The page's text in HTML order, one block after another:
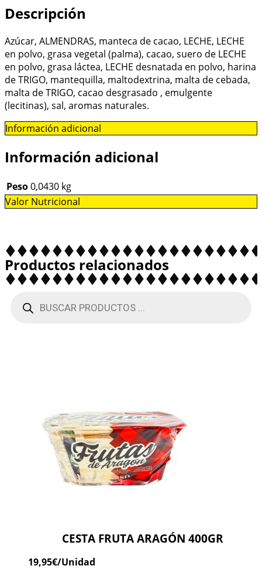
Descripción
Azúcar, ALMENDRAS, manteca de cacao, LECHE, LECHE
en polvo, grasa vegetal (palma), cacao, suero de LECHE
en polvo, grasa láctea, LECHE desnatada en polvo, harina
de TRIGO, mantequilla, maltodextrina, malta de cebada,
malta de TRIGO, cacao desgrasado , emulgente
(lecitinas), sal, aromas naturales.
Información adicional
Información adicional
Peso0,0430 kg
Valor Nutricional
Productos relacionados
CESTA FRUTA ARAGÓN 400GR
19,95€/Unidad